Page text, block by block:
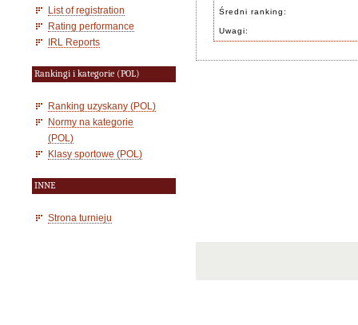
List of registration
Rating performance
IRL Reports
Rankingi i kategorie (POL)
Ranking uzyskany (POL)
Normy na kategorie
(POL)
Klasy sportowe (POL)
INNE
Strona turnieju
Średni ranking:
Uwagi: